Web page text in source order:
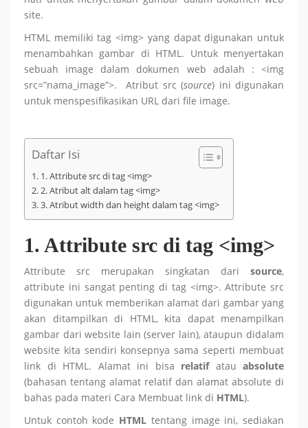
site.
HTML memiliki tag <img> yang dapat digunakan untuk
menambahkan gambar di HTML. Untuk menyertakan
sebuah image dalam dokumen web adalah : <img
src=”nama_image”>. Atribut src (source) ini digunakan
untuk menspesifikasikan URL dari file image.
Daftar Isi
1. Attribute src di tag <img>
2. Atribut alt dalam tag <img>
3. Atribut width dan height dalam tag <img>
1. Attribute src di tag <img>
Attribute src merupakan singkatan dari source,
attribute ini sangat penting di tag <img>. Attribute src
digunakan untuk memberikan alamat dari gambar yang
akan ditampilkan di HTML, kita dapat menampilkan
gambar dari website lain (server lain), ataupun didalam
website kita sendiri konsepnya sama seperti membuat
link di HTML. Alamat ini bisa relatifatau absolute
(bahasan tentang alamat relatif dan alamat absolute di
bahas pada materi Cara Membuat link di HTML).
Untuk contoh kode HTML tentang image ini, sediakan